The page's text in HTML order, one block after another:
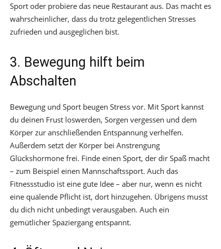
Sport oder probiere das neue Restaurant aus. Das macht es
wahrscheinlicher, dass du trotz gelegentlichen Stresses
zufrieden und ausgeglichen bist.
3. Bewegung hilft beim
Abschalten
Bewegung und Sport beugen Stress vor. Mit Sport kannst
du deinen Frust loswerden, Sorgen vergessen und dem
Körper zur anschließenden Entspannung verhelfen.
Außerdem setzt der Körper bei Anstrengung
Glückshormone frei. Finde einen Sport, der dir Spaß macht
– zum Beispiel einen Mannschaftssport. Auch das
Fitnessstudio ist eine gute Idee – aber nur, wenn es nicht
eine quälende Pflicht ist, dort hinzugehen. Übrigens musst
du dich nicht unbedingt verausgaben. Auch ein
gemütlicher Spaziergang entspannt.